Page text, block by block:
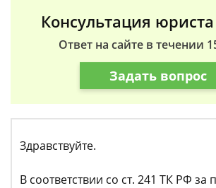
Консультация
Ответ на сайте в течении
Задать вопрос
Здравствуйте.
В соответствии со ст. 241 ТК РФ